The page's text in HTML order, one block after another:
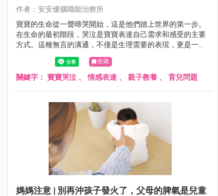
作者：安安優腦職能治療所
寶寶的生命從一聲啼哭開始，這是他們踏上世界的第一步。
在生命的最初階段，哭泣是寶寶表達自己需求和感受的主要
方式。這種無言的溝通，不僅是生理需要的表現，更是一種
自我語言訓練的基礎。從每天哭累計數小時到慢慢轉變為更
為複雜的情感表達，寶寶在這個過程中不僅學會了與世界互
動，還培養了一種基本的溝通能力。然而，隨著寶寶的成
一個值得注意的階段，因為過度縱容可能導致寶寶形成哭泣
的習慣，影響到他們未來的情感表達和應對能力。
收藏
關鍵字： 寶寶哭泣 、情感表達 、 親子教養 、 育兒問題
媽媽注意 | 別再沖孩子發火了，父母的脾氣是兒童